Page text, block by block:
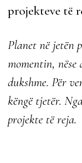
projekteve të
Planet në jetën
momentin, nëse
dukshme. Për
këngë tjetër.
projekte të reja.